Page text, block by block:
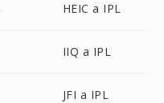
HEIC a IPL
IIQ a IPL
JFI a IPL